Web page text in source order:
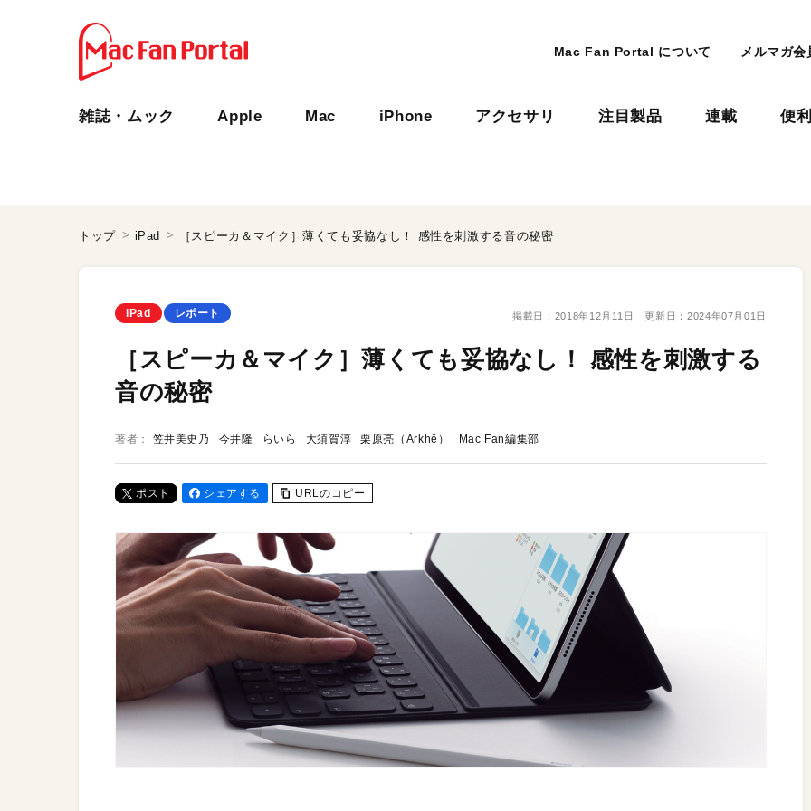
Mac Fan Portal について メルマガ会
雑誌・ムック Apple Mac iPhone アクセサリ 注目製品 連載 便
トップ iPad ［スピーカ＆マイク］薄くても妥協なし！ 感性を刺激する音の秘密
iPad レポート 掲載日： 2018年12月11日 更新日： 2024年07月01日
［スピーカ＆マイク］薄くても妥協なし！ 感性を刺激する
音の秘密
著者： 笠井美史乃 今井隆 らいら 大須賀淳 栗原亮（Arkhē） Mac Fan編集部
ポスト シェアする URLのコピー